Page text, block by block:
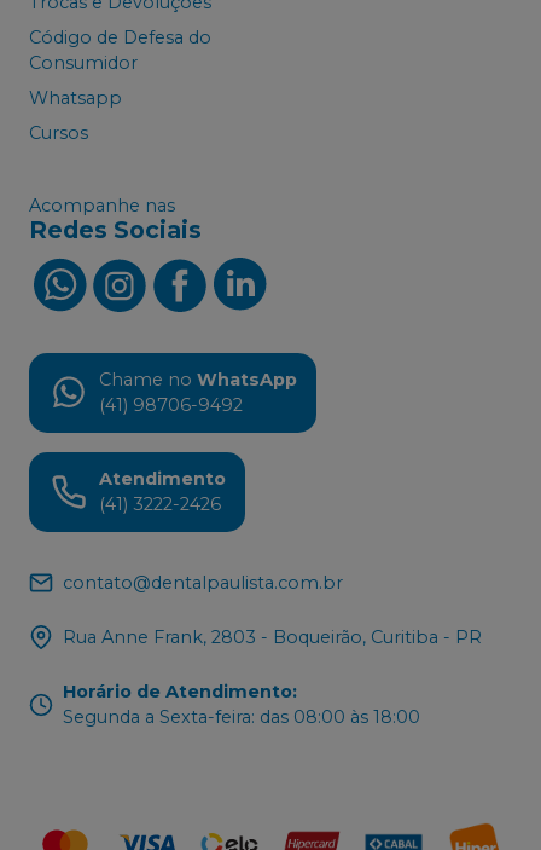
Código de Defesa do
Consumidor
Whatsapp
Cursos
Acompanhe nas
Redes Sociais
Chame no WhatsApp
(41) 98706-9492
Atendimento
(41) 3222-2426
contato@dentalpaulista.com.br
Rua Anne Frank, 2803 - Boqueirão, Curitiba - PR
Horário de Atendimento:
Segunda a Sexta-feira: das 08:00 às 18:00